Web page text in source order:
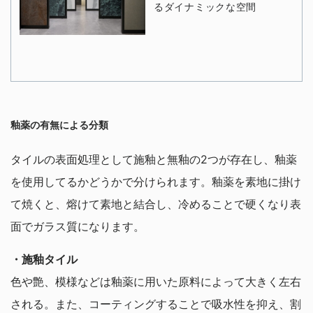
釉薬の有無による分類
タイルの表面処理として施釉と無釉の2つが存在し、釉薬
を使用してるかどうかで分けられます。釉薬を素地に掛け
て焼くと、熔けて素地と結合し、冷めることで硬くなり表
面でガラス質になります。
・施釉タイル
色や艶、模様などは釉薬に用いた原料によって大きく左右
される。また、コーティングすることで吸水性を抑え、割